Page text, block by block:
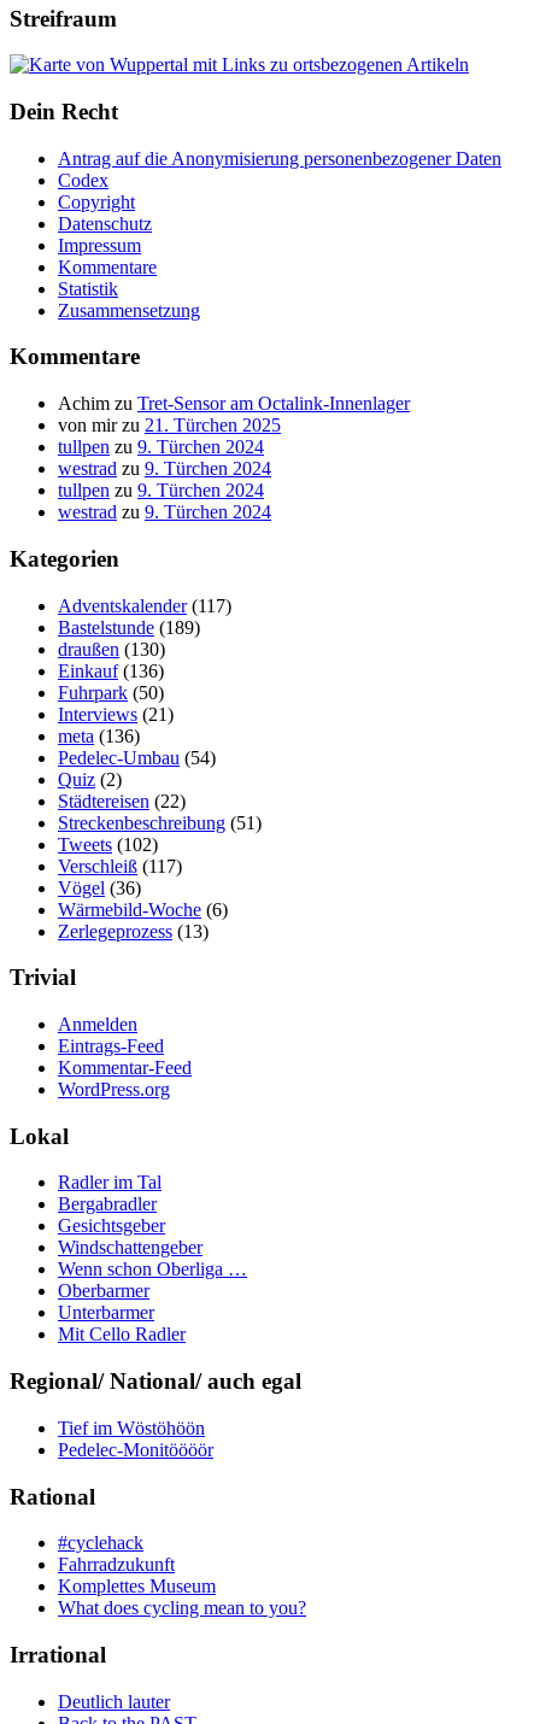
Streifraum
Dein Recht
Antrag auf die Anonymisierung personenbezogener Daten
Codex
Copyright
Datenschutz
Impressum
Kommentare
Statistik
Zusammensetzung
Kommentare
Achim zu Tret-Sensor am Octalink-Innenlager
von mirzu 21. Türchen 2025
tullpen zu 9. Türchen 2024
westrad zu 9. Türchen 2024
tullpen zu 9. Türchen 2024
westrad zu 9. Türchen 2024
Kategorien
Adventskalender(117)
Bastelstunde (189)
draußen (130)
Einkauf(136)
Fuhrpark (50)
Interviews (21)
meta (136)
Pedelec-Umbau (54)
Quiz (2)
Städtereisen (22)
Streckenbeschreibung (51)
Tweets (102)
Verschleiß (117)
Vögel (36)
Wärmebild-Woche (6)
Zerlegeprozess (13)
Trivial
Anmelden
Eintrags-Feed
Kommentar-Feed
WordPress.org
Lokal
Radler im Tal
Bergabradler
Gesichtsgeber
Windschattengeber
Wenn schon Oberliga …
Oberbarmer
Unterbarmer
Mit Cello Radler
Regional/ National/ auch egal
Tief im Wöstöhöön
Pedelec-Monitöööör
Rational
#cyclehack
Fahrradzukunft
Komplettes Museum
What does cycling mean to you?
Irrational
Deutlich lauter